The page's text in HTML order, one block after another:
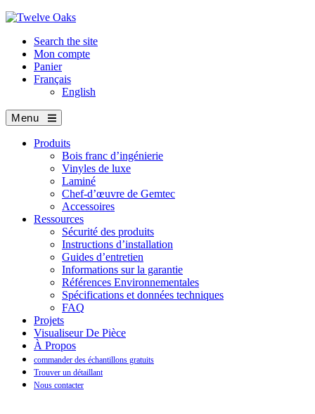
Search the site
Mon compte
Panier
Français
English
Menu
Produits
Bois franc d’ingénierie
Vinyles de luxe
Laminé
Chef-d’œuvre de Gemtec
Accessoires
Ressources
Sécurité des produits
Instructions d’installation
Guides d’entretien
Informations sur la garantie
Références Environnementales
Spécifications et données techniques
FAQ
Projets
Visualiseur De Pièce
À Propos
commander des échantillons gratuits
Trouver un détaillant
Nous contacter